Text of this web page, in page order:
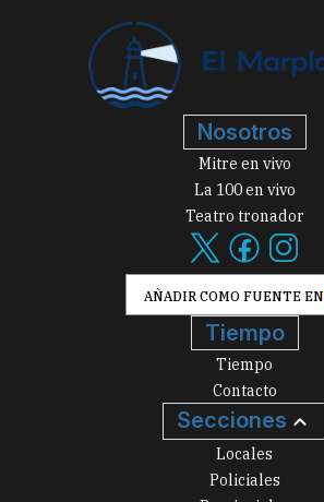
Nosotros
Mitre en vivo
La 100 en vivo
Teatro tronador
AÑADIR COMO FUENTE EN
Tiempo
Tiempo
Contacto
Secciones
Locales
Policiales